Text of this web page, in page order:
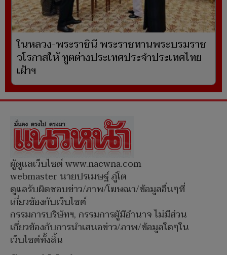
ในหลวง-พระราชินี พระราชทานพระบรมราช
วโรกาสให้ ทูตต่างประเทศประจำประเทศไทย
เฝ้าฯ
ผู้ดูแลเว็บไซต์ www.naewna.com
webmaster นายปรเมษฐ์ ภู่โต
ดูแลรับผิดชอบข่าว/ภาพ/โฆษณา/ข้อมูลอื่นๆที่
เกี่ยวข้องกับเว็บไซต์
กรรมการบริษัทฯ, กรรมการผู้มีอำนาจ ไม่มีส่วน
เกี่ยวข้องกับการนำเสนอข่าว/ภาพ/ข้อมูลใดๆใน
เว็บไซต์ทั้งสิ้น